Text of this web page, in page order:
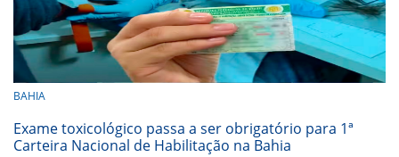
BAHIA
Exame toxicológico passa a ser obrigatório para 1ª
Carteira Nacional de Habilitação na Bahia